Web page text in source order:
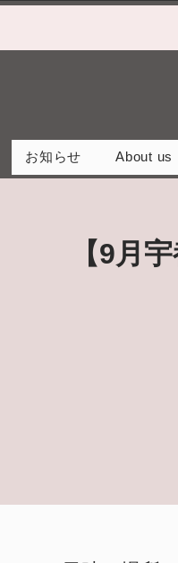
お知らせ About us
【9月